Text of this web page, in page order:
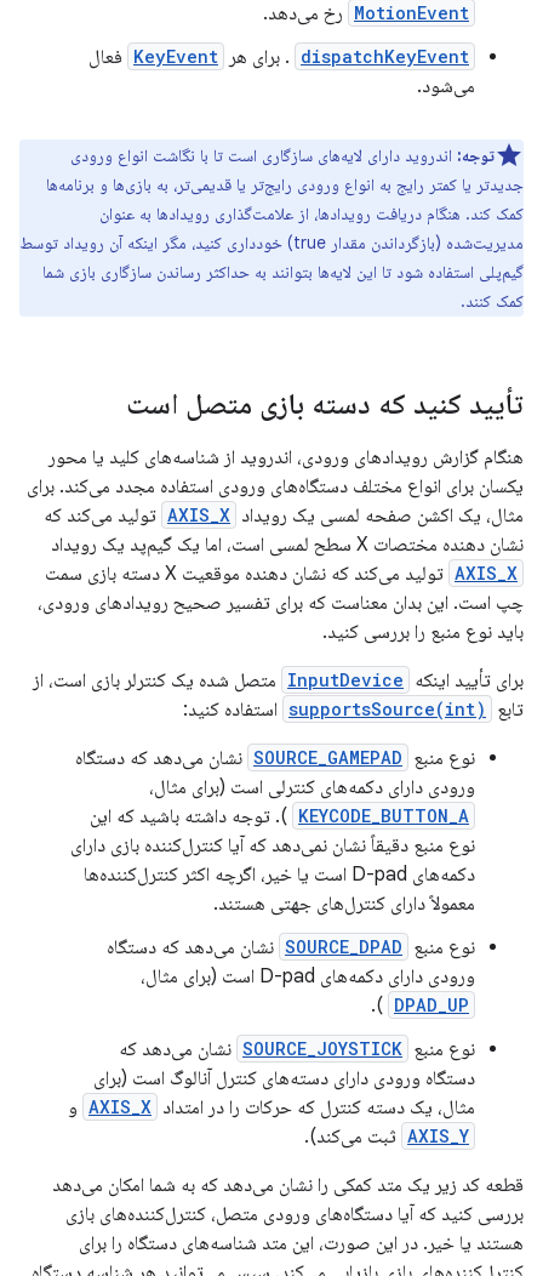
MotionEvent رخ می‌دهد.
dispatchKeyEvent . برای هر KeyEvent فعال
می‌شود.
توجه: اندروید دارای لایه‌های سازگاری است تا با نگاشت انواع ورودی
جدیدتر یا کمتر رایج به انواع ورودی رایج‌تر یا قدیمی‌تر، به بازی‌ها و برنامه‌ها
کمک کند. هنگام دریافت رویدادها، از علامت‌گذاری رویدادها به عنوان
مدیریت‌شده (بازگرداندن مقدار true) خودداری کنید، مگر اینکه آن رویداد توسط
گیم‌پلی استفاده شود تا این لایه‌ها بتوانند به حداکثر رساندن سازگاری بازی شما
کمک کنند.
تأیید کنید که دسته بازی متصل است
هنگام گزارش رویدادهای ورودی، اندروید از شناسه‌های کلید یا محور
یکسان برای انواع مختلف دستگاه‌های ورودی استفاده مجدد می‌کند. برای
مثال، یک اکشن صفحه لمسی یک رویداد AXIS_X تولید می‌کند که
نشان دهنده مختصات X سطح لمسی است، اما یک گیم‌پد یک رویداد
AXIS_X
تولید می‌کند که نشان دهنده موقعیت X دسته بازی سمت
چپ است. این بدان معناست که برای تفسیر صحیح رویدادهای ورودی،
باید نوع منبع را بررسی کنید.
برای تأیید اینکه InputDevice متصل شده یک کنترلر بازی است، از
تابع
supportsSource(int) استفاده کنید:
نوع منبع SOURCE_GAMEPAD نشان می‌دهد که دستگاه
ورودی دارای دکمه‌های کنترلی است (برای مثال،
KEYCODE_BUTTON_A ). توجه داشته باشید که این
نوع منبع دقیقاً نشان نمی‌دهد که آیا کنترل‌کننده بازی دارای
دکمه‌های D-pad است یا خیر، اگرچه اکثر کنترل‌کننده‌ها
معمولاً دارای کنترل‌های جهتی هستند.
نوع منبع SOURCE_DPAD نشان می‌دهد که دستگاه
ورودی دارای دکمه‌های D-pad است (برای مثال،
DPAD_UP
).
نوع منبع SOURCE_JOYSTICK نشان می‌دهد که
دستگاه ورودی دارای دسته‌های کنترل آنالوگ است (برای
مثال، یک دسته کنترل که حرکات را در امتداد AXIS_X و
AXIS_Y ثبت می‌کند).
قطعه کد زیر یک متد کمکی را نشان می‌دهد که به شما امکان می‌دهد
بررسی کنید که آیا دستگاه‌های ورودی متصل، کنترل‌کننده‌های بازی
هستند یا خیر. در این صورت، این متد شناسه‌های دستگاه را برای